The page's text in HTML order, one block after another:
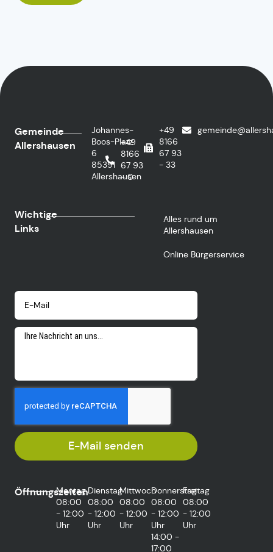
Gemeinde
Allershausen
Johannes-
Boos-Platz
6
85391
Allershausen
+49
8166
67 93
- 0
+49
8166
67 93
- 33
Wichtige
Links
Alles rund um
Allershausen
Online Bürgerservice
E-Mail senden
Öffnungszeiten
Montag
08:00
- 12:00
Uhr
Dienstag
08:00
- 12:00
Uhr
Mittwoch
08:00
- 12:00
Uhr
Donnerstag
08:00
- 12:00
Uhr
14:00 -
17:00
Freitag
08:00
- 12:00
Uhr